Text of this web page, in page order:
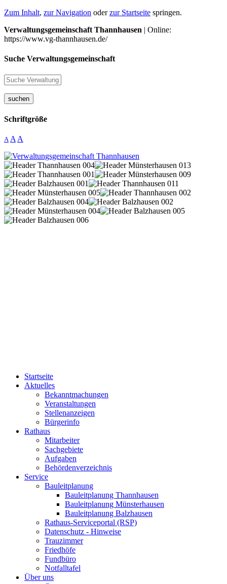
Zum Inhalt, zur Navigation oderzur Startseite springen.
Verwaltungsgemeinschaft Thannhausen | Online:
https://www.vg-thannhausen.de/
Suche Verwaltungsgemeinschaft
suchen
Schriftgröße
A A A
Startseite
Aktuelles
Bekanntmachungen
Veranstaltungen
Stellenanzeigen
Bürgerinfo
Rathaus
Mitarbeiter
Sachgebiete
Aufgaben
Behördenverzeichnis
Service
Bauleitplanung
Bauleitplanung Thannhausen
Bauleitplanung Münsterhausen
Bauleitplanung Balzhausen
Rathaus-Serviceportal (RSP)
Datenschutz - Hinweise
Trauzimmer
Friedhöfe
Fundbüro
Notfalltafel
Über uns